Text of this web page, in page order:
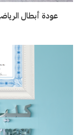
عودة أبطال الرياضيات